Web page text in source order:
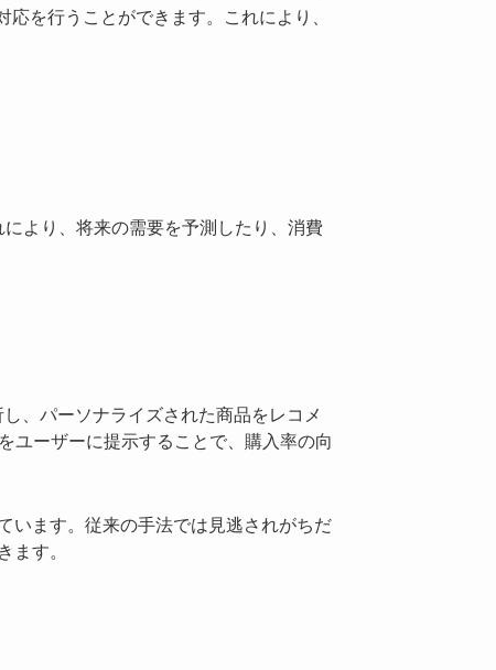
を行うことができます。これにより、
より、将来の需要を予測したり、消費
、パーソナライズされた商品をレコメ
ユーザーに提示することで、購入率の向
います。従来の手法では見逃されがちだ
ます。